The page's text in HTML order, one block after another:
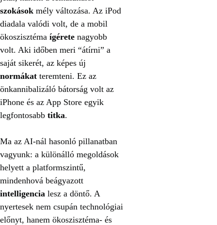
szokások mély változása. Az iPod
diadala valódi volt, de a mobil
ökoszisztéma ígérete nagyobb
volt. Aki időben meri “átírni” a
saját sikerét, az képes új
normákat teremteni. Ez az
önkannibalizáló bátorság volt az
iPhone és az App Store egyik
legfontosabb titka.
Ma az AI-nál hasonló pillanatban
vagyunk: a különálló megoldások
helyett a platformszintű,
mindenhová beágyazott
intelligencia lesz a döntő. A
nyertesek nem csupán technológiai
előnyt, hanem ökoszisztéma- és